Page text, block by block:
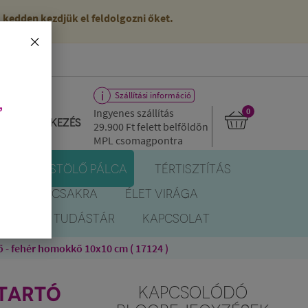
kedden kezdjük el feldolgozni őket.
Bejelentkezés
Szállítási információ
Ingyenes szállítás
29.900 Ftfelett belföldön
MPL csomagpontra
0
FÜSTÖLŐ PÁLCA
TÉRTISZTÍTÁS
CSAKRA
ÉLET VIRÁGA
TUDÁSTÁR KAPCSOLAT
fehér homokkő 10x10 cm ( 17124 )
KAPCSOLÓDÓ
×